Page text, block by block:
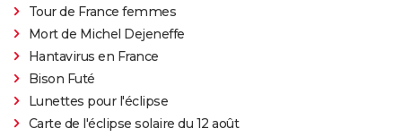
Tour de France femmes
Mort de Michel Dejeneffe
Hantavirus en France
Bison Futé
Lunettes pour l'éclipse
Carte de l'éclipse solaire du 12 août